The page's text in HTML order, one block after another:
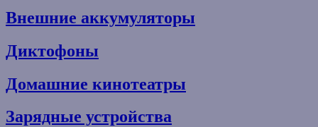
Внешние аккумуляторы
Диктофоны
Домашние кинотеатры
Зарядные устройства